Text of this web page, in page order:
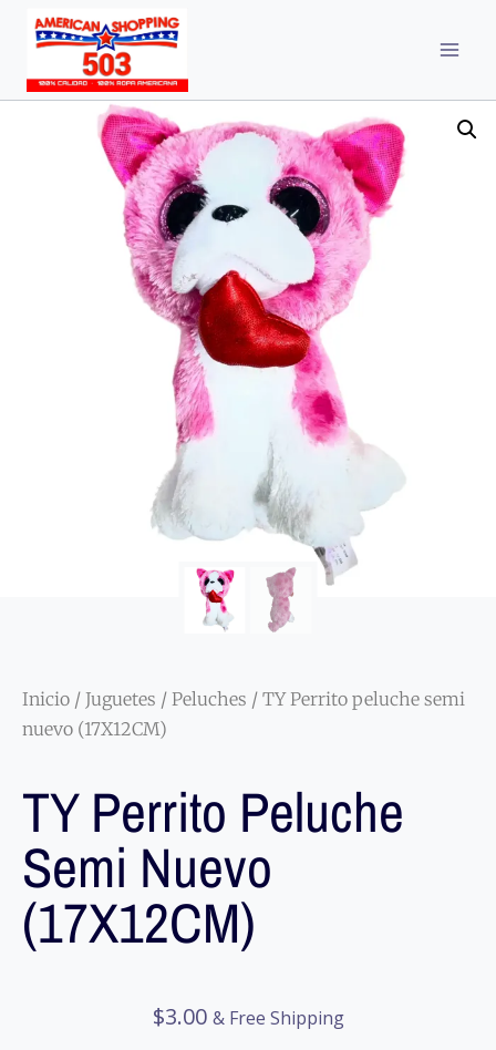
Inicio / Juguetes / Peluches / TY Perrito peluche semi
nuevo (17X12CM)
TY Perrito Peluche
Semi Nuevo
(17X12CM)
$3.00 & Free Shipping